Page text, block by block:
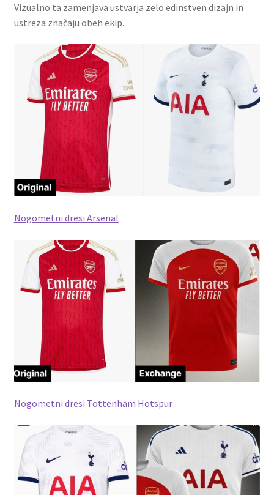
Vizualno ta zamenjava ustvarja zelo edinstven dizajn in
ustreza značaju obeh ekip.
Nogometni dresi Arsenal
Nogometni dresi Tottenham Hotspur